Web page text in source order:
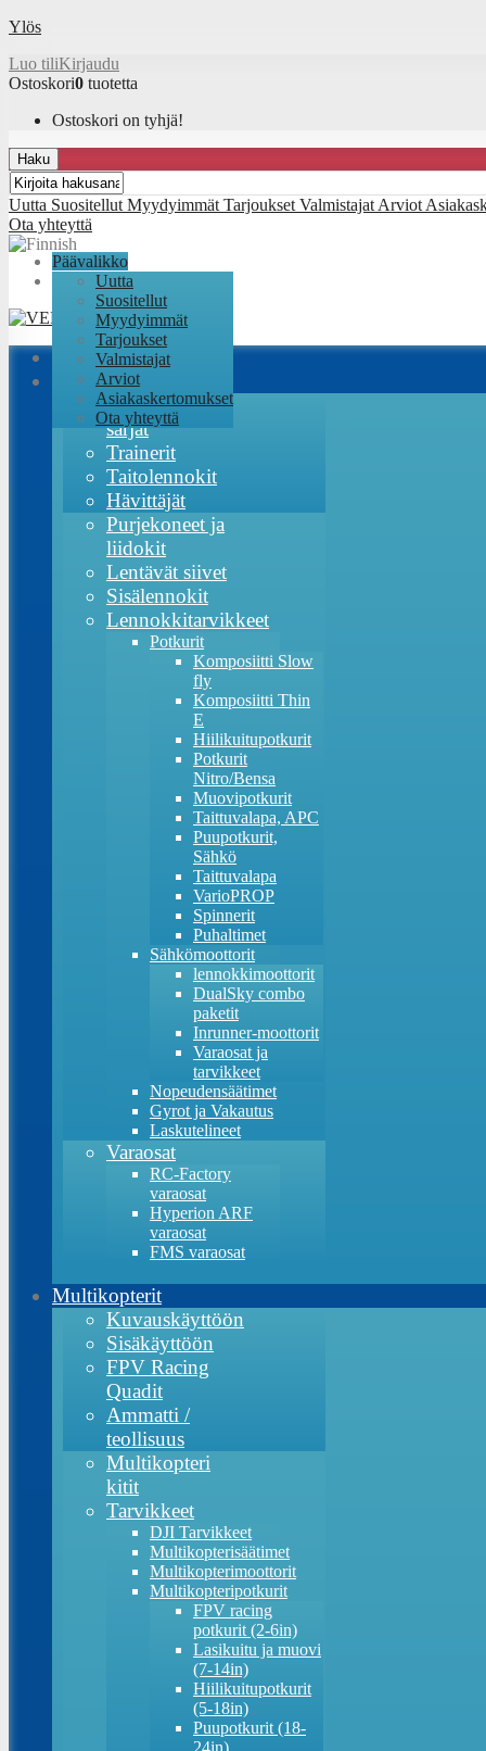
Ylös
Luo tiliKirjaudu
Ostoskori0 tuotetta
Ostoskori on tyhjä!
Haku
Uutta Suositellut Myydyimmät Tarjoukset Valmistajat Arviot
Ota yhteyttä
Päävalikko
Uutta
Suositellut
Myydyimmät
Tarjoukset
Valmistajat
Arviot
Asiakaskertomukset
Ota yhteyttä
Lennokit
RC-Factory
sarjat
Trainerit
Taitolennokit
Hävittäjät
Purjekoneet ja
liidokit
Lentävät siivet
Sisälennokit
Lennokkitarvikkeet
Potkurit
Komposiitti Slow
fly
Komposiitti Thin
E
Hiilikuitupotkurit
Potkurit
Nitro/Bensa
Muovipotkurit
Taittuvalapa, APC
Puupotkurit,
Sähkö
Taittuvalapa
VarioPROP
Spinnerit
Puhaltimet
Sähkömoottorit
lennokkimoottorit
DualSky combo
paketit
Inrunner-moottorit
Varaosat ja
tarvikkeet
Nopeudensäätimet
Gyrot ja Vakautus
Laskutelineet
Varaosat
RC-Factory
varaosat
Hyperion ARF
varaosat
FMS varaosat
Multikopterit
Kuvauskäyttöön
Sisäkäyttöön
FPV Racing
Quadit
Ammatti /
teollisuus
Multikopteri
kitit
Tarvikkeet
DJI Tarvikkeet
Multikopterisäätimet
Multikopterimoottorit
Multikopteripotkurit
FPV racing
potkurit (2-6in)
Lasikuitu ja muovi
(7-14in)
Hiilikuitupotkurit
(5-18in)
Puupotkurit (18-
24in)